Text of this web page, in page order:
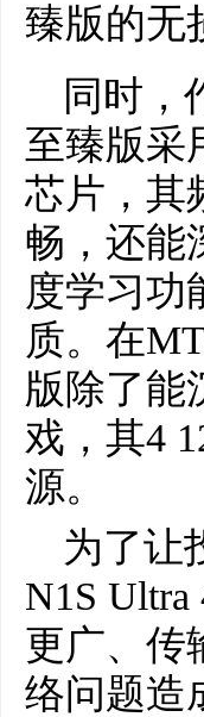
臻版的无
同时，
至臻版
芯片，其
畅，还能
度学习功
质。在
版除了能
戏，其4
源。
为了让
N1S
更广、传
络问题造